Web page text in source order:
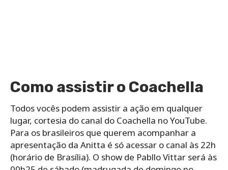
Como assistir o Coachella
Todos vocês podem assistir a ação em qualquer
lugar, cortesia do canal do Coachella no YouTube.
Para os brasileiros que querem acompanhar a
apresentação da Anitta é só acessar o canal às 22h
(horário de Brasília). O show de Pabllo Vittar será às